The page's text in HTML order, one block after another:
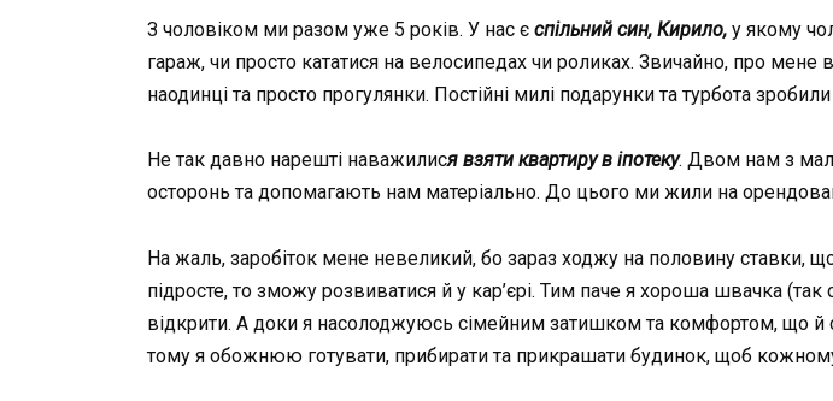
З чоловіком ми разом уже 5 років. У нас є спільний син, Кирило, у якому
гараж, чи просто кататися на велосипедах чи роликах. Звичайно, про
наодинці та просто прогулянки. Постійні милі подарунки та турбота
Не так давно нарешті наважилися взяти квартиру в іпотеку. Двом нам з
осторонь та допомагають нам матеріально. До цього ми жили на
На жаль, заробіток мене невеликий, бо зараз ходжу на половину ставки,
підросте, то зможу розвиватися й у кар’єрі. Тим паче я хороша швачка
відкрити. А доки я насолоджуюсь сімейним затишком та комфортом, що
тому я обожнюю готувати, прибирати та прикрашати будинок, щоб